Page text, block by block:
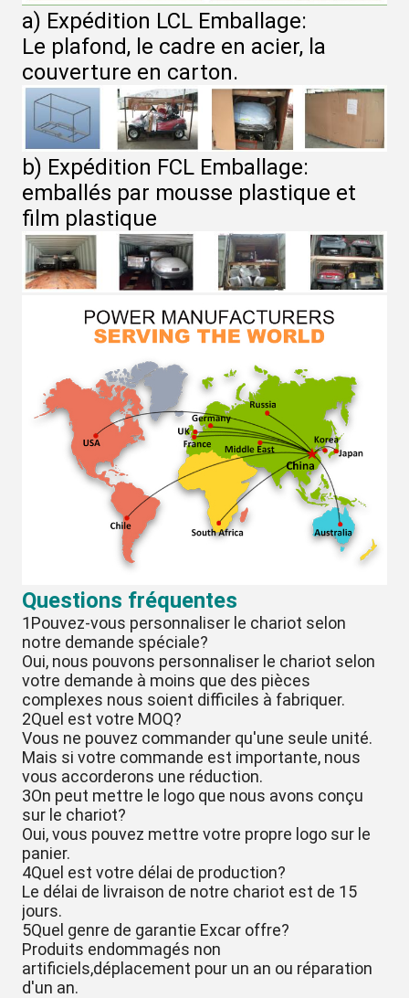
a) Expédition LCL Emballage:
Le plafond, le cadre en acier, la
couverture en carton.
b) Expédition FCL Emballage:
emballés par mousse plastique et
film plastique
Questions fréquentes
1Pouvez-vous personnaliser le chariot selon
notre demande spéciale?
Oui, nous pouvons personnaliser le chariot selon
votre demande à moins que des pièces
complexes nous soient difficiles à fabriquer.
2Quel est votre MOQ?
Vous ne pouvez commander qu'une seule unité.
Mais si votre commande est importante, nous
vous accorderons une réduction.
3On peut mettre le logo que nous avons conçu
sur le chariot?
Oui, vous pouvez mettre votre propre logo sur le
panier.
4Quel est votre délai de production?
Le délai de livraison de notre chariot est de 15
jours.
5Quel genre de garantie Excar offre?
Produits endommagés non
artificiels,déplacement pour un an ou réparation
d'un an.